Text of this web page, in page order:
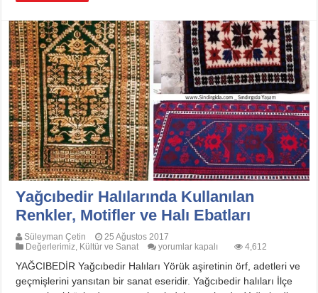
Yağcıbedir Halılarında Kullanılan
Renkler, Motifler ve Halı Ebatları
Süleyman Çetin
25 Ağustos 2017
Değerlerimiz, Kültür ve Sanat
Yağcıbedir
Kullanılan
Renkler,
Motifler
yorumlar kapalı 4,612
YAĞCIBEDİR Yağcıbedir Halıları Yörük aşiretinin örf, adetleri ve
geçmişlerini yansıtan bir sanat eseridir. Yağcıbedir halıları İlçe